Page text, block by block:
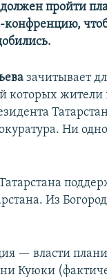
пройти
зачитывает
которых жители
Ни
Из
— власти
Куюки